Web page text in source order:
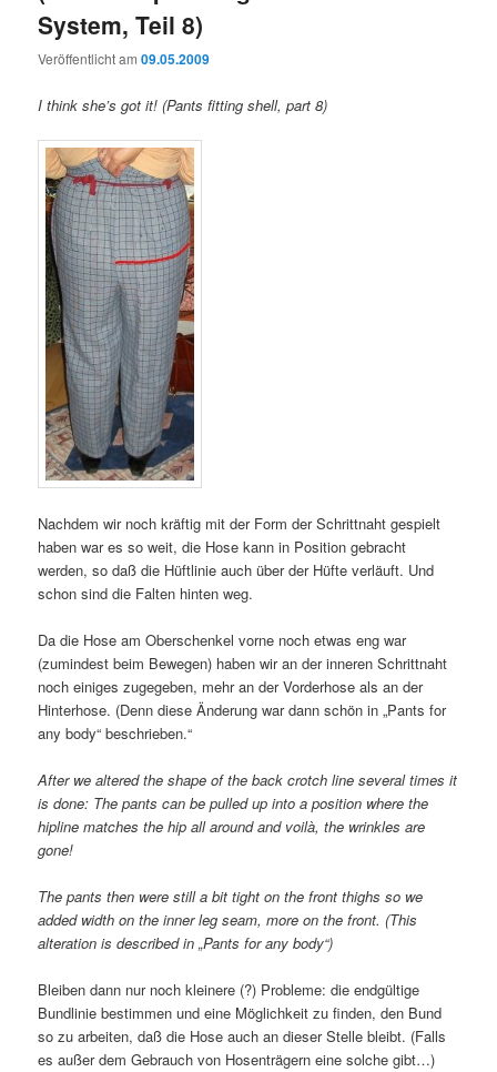
System, Teil 8)
Veröffentlicht am09.05.2009
I think she’s got it! (Pants fitting shell, part 8)
Nachdem wir noch kräftig mit der Form der Schrittnaht gespielt
haben war es so weit, die Hose kann in Position gebracht
werden, so daß die Hüftlinie auch über der Hüfte verläuft. Und
schon sind die Falten hinten weg.
Da die Hose am Oberschenkel vorne noch etwas eng war
(zumindest beim Bewegen) haben wir an der inneren Schrittnaht
noch einiges zugegeben, mehr an der Vorderhose als an der
Hinterhose. (Denn diese Änderung war dann schön in „Pants for
any body“ beschrieben.“
After we altered the shape of the back crotch line several times it
is done: The pants can be pulled up into a position where the
hipline matches the hip all around and voilà, the wrinkles are
gone!
The pants then were still a bit tight on the front thighs so we
added width on the inner leg seam, more on the front. (This
alteration is described in „Pants for any body“)
Bleiben dann nur noch kleinere (?) Probleme: die endgültige
Bundlinie bestimmen und eine Möglichkeit zu finden, den Bund
so zu arbeiten, daß die Hose auch an dieser Stelle bleibt. (Falls
es außer dem Gebrauch von Hosenträgern eine solche gibt…)